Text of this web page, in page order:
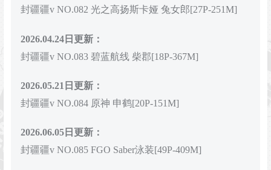
封疆疆v NO.082 光之高扬斯卡娅 兔女郎[27P-251M]
2026.04.24日更新：
封疆疆v NO.083 碧蓝航线 柴郡[18P-367M]
2026.05.21日更新：
封疆疆v NO.084 原神 申鹤[20P-151M]
2026.06.05日更新：
封疆疆v NO.085 FGO Saber泳装[49P-409M]